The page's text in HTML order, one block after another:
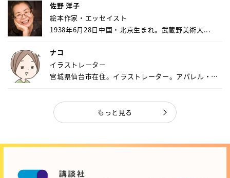
佐野 洋子
絵本作家・エッセイスト
1938年6月28日中国・北京生まれ。武蔵野美術大...
ナコ
イラストレーター
宮城県仙台市在住。イラストレーター。アパレル・キ
もっと見る